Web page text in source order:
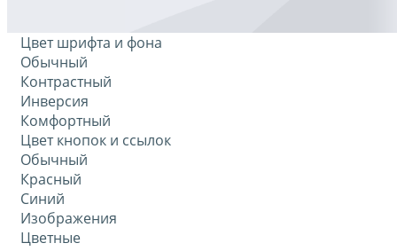
Цвет шрифта и фона
Обычный
Контрастный
Инверсия
Комфортный
Цвет кнопок и ссылок
Обычный
Красный
Синий
Изображения
Цветные